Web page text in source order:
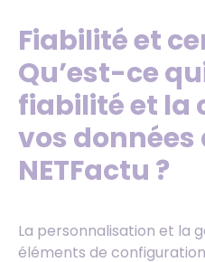
Fiabilité et
Qu’est-ce
fiabilité et la
vos données
NETFactu ?
La personnalisation et la
éléments de